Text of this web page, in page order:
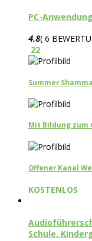
PC-
4.8( 6
22
Summer Shamma
Mit Bildung zum
Offener Kanal
KOSTENLOS
Schule,